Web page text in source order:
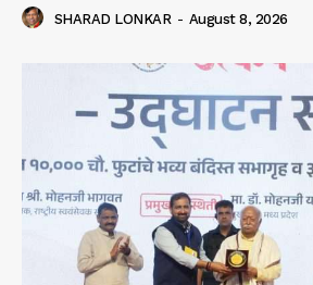
SHARAD LONKAR - August 8, 2026